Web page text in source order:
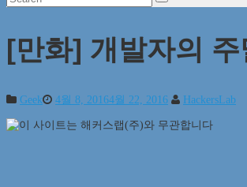
[만화] 개발자의 주
Geek 4월 8, 20164월 22, 2016 HackersLab